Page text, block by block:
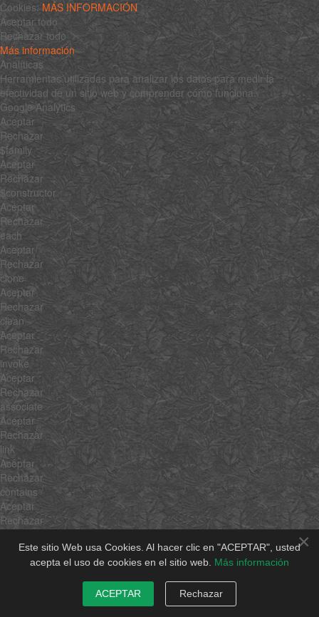
×
Este sitio Web usa Cookies. Al hacer clic en "ACEPTAR", usted
acepta el uso de cookies en el sitio web. Más información
ACEPTAR Rechazar
Cookies: MÁS INFORMACIÓN
Aceptar todo
Rechazar todo
Más información
Analíticas
Herramientas utilizadas para analizar los datos para medir la
efectividad de un sitio web y comprender cómo funciona.
Google Analytics
Aceptar
Rechazar
$family
Aceptar
Rechazar
$constructor
Aceptar
Rechazar
each
Aceptar
Rechazar
clone
Aceptar
Rechazar
clean
Aceptar
Rechazar
invoke
Aceptar
Rechazar
associate
Aceptar
Rechazar
link
Aceptar
Rechazar
contains
Aceptar
Rechazar
append
Aceptar
Rechazar